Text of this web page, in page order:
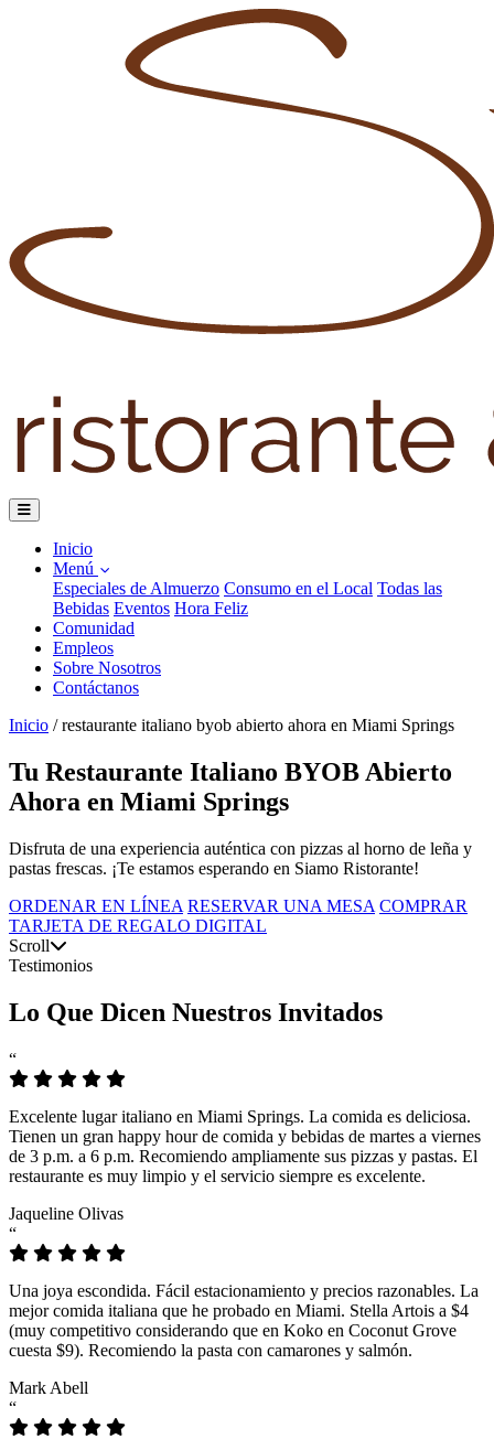
Inicio
Menú
Especiales de Almuerzo Consumo en el Local Todas las
Bebidas Eventos Hora Feliz
Comunidad
Empleos
Sobre Nosotros
Contáctanos
Inicio / restaurante italiano byob abierto ahora en Miami Springs
Tu Restaurante Italiano BYOB Abierto
Ahora en Miami Springs
Disfruta de una experiencia auténtica con pizzas al horno de leña y
pastas frescas. ¡Te estamos esperando en Siamo Ristorante!
ORDENAR EN LÍNEA RESERVAR UNA MESA COMPRAR
TARJETA DE REGALO DIGITAL
Scroll
Testimonios
Lo Que Dicen Nuestros Invitados
“
Excelente lugar italiano en Miami Springs. La comida es deliciosa.
Tienen un gran happy hour de comida y bebidas de martes a viernes
de 3 p.m. a 6 p.m. Recomiendo ampliamente sus pizzas y pastas. El
restaurante es muy limpio y el servicio siempre es excelente.
Jaqueline Olivas
“
Una joya escondida. Fácil estacionamiento y precios razonables. La
mejor comida italiana que he probado en Miami. Stella Artois a $4
(muy competitivo considerando que en Koko en Coconut Grove
cuesta $9). Recomiendo la pasta con camarones y salmón.
Mark Abell
“